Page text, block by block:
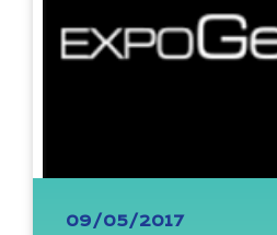
09/05/2017